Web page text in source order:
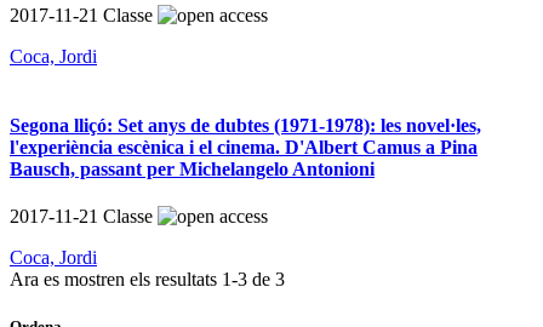
2017-11-21 Classe
Coca, Jordi
Segona lliçó: Set anys de dubtes (1971-1978): les novel·les,
l'experiència escènica i el cinema. D'Albert Camus a Pina
Bausch, passant per Michelangelo Antonioni
2017-11-21 Classe
Coca, Jordi
Ara es mostren els resultats 1-3 de 3